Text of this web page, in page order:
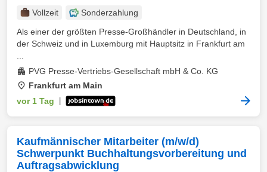
Vollzeit
Sonderzahlung
Als einer der größten Presse-Großhändler in Deutschland, in
der Schweiz und in Luxemburg mit Hauptsitz in Frankfurt am
PVG Presse-Vertriebs-Gesellschaft mbH & Co. KG
Frankfurt am Main
vor 1 Tag
Kaufmännischer Mitarbeiter (m/w/d)
Schwerpunkt Buchhaltungsvorbereitung und
Auftragsabwicklung